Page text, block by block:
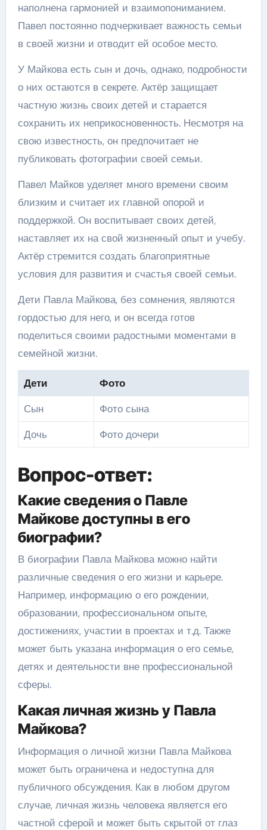
наполнена гармонией и взаимопониманием.
Павел постоянно подчеркивает важность семьи
в своей жизни и отводит ей особое место.
У Майкова есть сын и дочь, однако, подробности
о них остаются в секрете. Актёр защищает
частную жизнь своих детей и старается
сохранить их неприкосновенность. Несмотря на
свою известность, он предпочитает не
публиковать фотографии своей семьи.
Павел Майков уделяет много времени своим
близким и считает их главной опорой и
поддержкой. Он воспитывает своих детей,
наставляет их на свой жизненный опыт и учебу.
Актёр стремится создать благоприятные
условия для развития и счастья своей семьи.
Дети Павла Майкова, без сомнения, являются
гордостью для него, и он всегда готов
поделиться своими радостными моментами в
семейной жизни.
Дети
Фото
Сын
Фото сына
Дочь
Фото дочери
Вопрос-ответ:
Какие сведения о Павле
Майкове доступны в его
биографии?
В биографии Павла Майкова можно найти
различные сведения о его жизни и карьере.
Например, информацию о его рождении,
образовании, профессиональном опыте,
достижениях, участии в проектах и т.д. Также
может быть указана информация о его семье,
детях и деятельности вне профессиональной
сферы.
Какая личная жизнь у Павла
Майкова?
Информация о личной жизни Павла Майкова
может быть ограничена и недоступна для
публичного обсуждения. Как в любом другом
случае, личная жизнь человека является его
частной сферой и может быть скрытой от глаз